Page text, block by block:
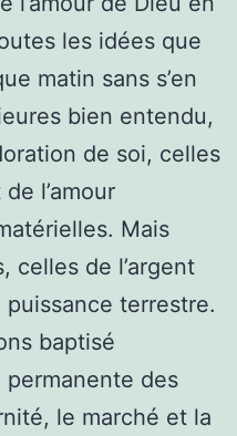
les idées que
matin sans s’en
bien entendu,
de soi, celles
l’amour
Mais
celles de l’argent
puissance terrestre.
baptisé
permanente des
le marché et la